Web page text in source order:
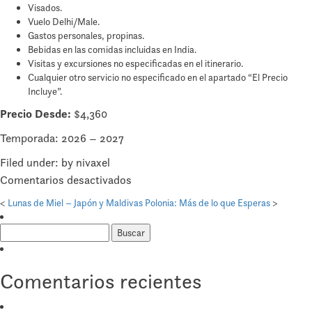
Visados.
Vuelo Delhi/Male.
Gastos personales, propinas.
Bebidas en las comidas incluidas en India.
Visitas y excursiones no especificadas en el itinerario.
Cualquier otro servicio no especificado en el apartado “El Precio
Incluye”.
Precio Desde: $4,360
Temporada: 2026 – 2027
Filed under: by nivaxel
Comentarios desactivados
Lunas
Miel
y
< Lunas de Miel – Japón y Maldivas Polonia: Más de lo que Esperas >
Comentarios recientes